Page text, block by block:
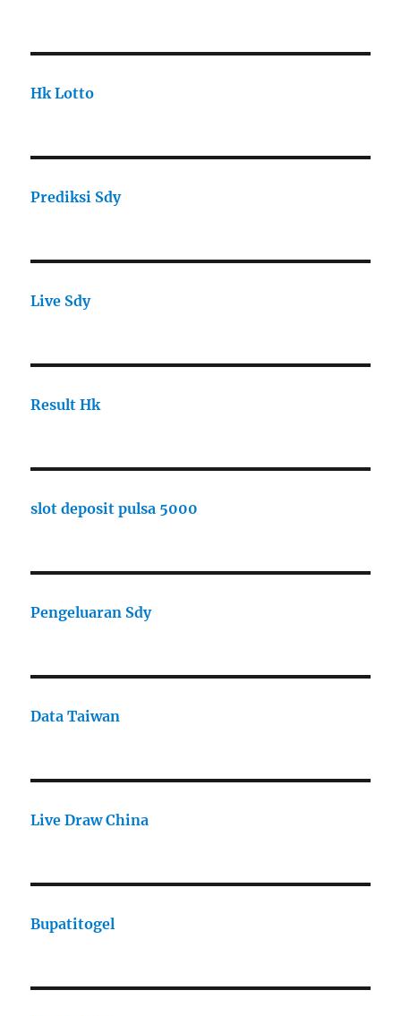
Hk Lotto
Prediksi Sdy
Live Sdy
Result Hk
slot deposit pulsa 5000
Pengeluaran Sdy
Data Taiwan
Live Draw China
Bupatitogel